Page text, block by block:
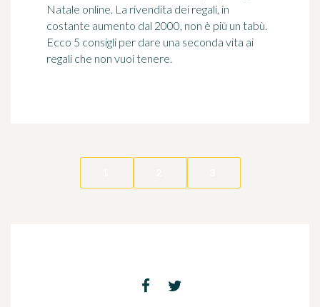
Natale online. La rivendita dei regali, in
costante aumento dal 2000, non è più un tabù.
Ecco 5 consigli per dare una seconda vita ai
regali che non vuoi tenere.